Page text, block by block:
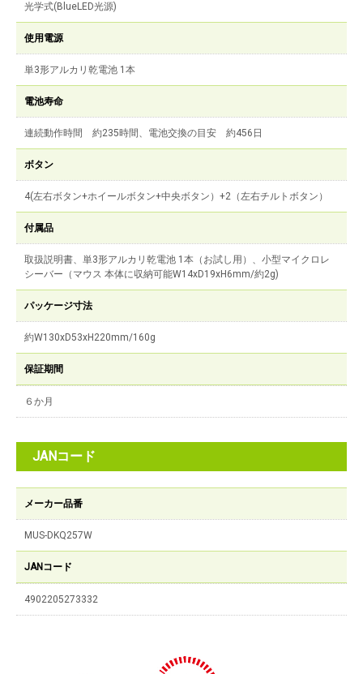
光学式(BlueLED光源)
使用電源
単3形アルカリ乾電池 1本
電池寿命
連続動作時間 約235時間、電池交換の目安 約456日
ボタン
4(左右ボタン+ホイールボタン+中央ボタン）+2（左右チルトボタン）
付属品
取扱説明書、単3形アルカリ乾電池 1本（お試し用）、小型マイクロレ
シーバー（マウス 本体に収納可能W14xD19xH6mm/約2g)
パッケージ寸法
約W130xD53xH220mm/160g
保証期間
６か月
JANコード
メーカー品番
MUS-DKQ257W
JANコード
4902205273332